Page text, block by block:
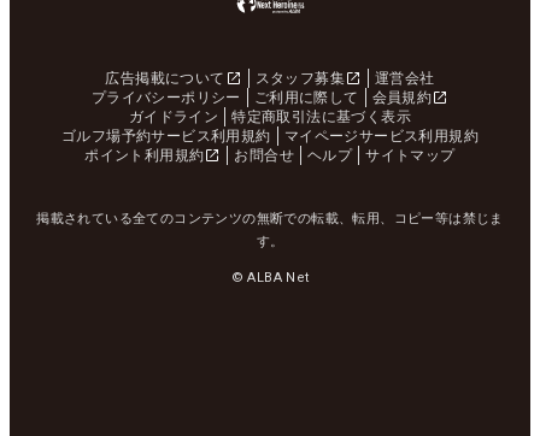
広告掲載について スタッフ募集
運営会社
プライバシーポリシー
ご利用に際して
会員規約
ガイドライン
特定商取引法に基づく表示
ゴルフ場予約サービス利用規約
マイページサービス利用規約
ポイント利用規約
お問合せ ヘルプ サイトマップ
掲載されている全てのコンテンツの無断での転載、転用、コピー等は禁じま
す。
© ALBA Net